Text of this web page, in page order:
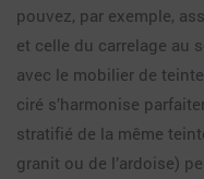
pouvez, par exemple,
et celle du carrelage au
avec le mobilier de
ciré s’harmonise
stratifié de la même
granit ou de l’ardoise)